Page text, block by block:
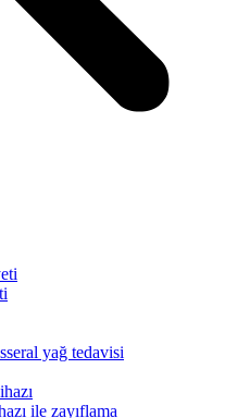
yağ tedavisi
ile zayıflama